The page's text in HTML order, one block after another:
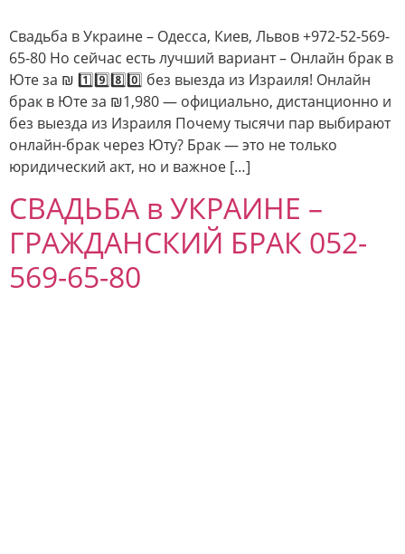
Свадьба в Украине – Одесса, Киев, Львов +972-52-569-
65-80 Но сейчас есть лучший вариант – Онлайн брак в
Юте за ₪ 1️⃣9️⃣8️⃣0️⃣ без выезда из Израиля! Онлайн
брак в Юте за ₪1,980 — официально, дистанционно и
без выезда из Израиля Почему тысячи пар выбирают
онлайн-брак через Юту? Брак — это не только
юридический акт, но и важное […]
СВАДЬБА в УКРАИНЕ –
ГРАЖДАНСКИЙ БРАК 052-
569-65-80